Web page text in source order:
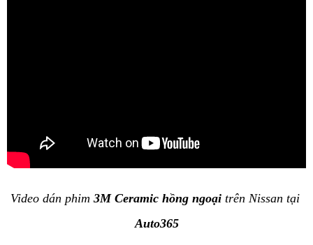
Video dán phim 3M Ceramic hồng ngoại
trên Nissan tại
Auto365